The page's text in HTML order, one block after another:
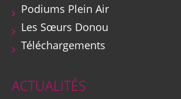
Podiums Plein Air
Les Sœurs Donou
Téléchargements
ACTUALITÉS